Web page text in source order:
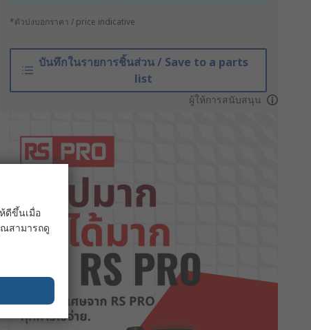
*ตัวบ่งบอกราคา / price indicative
บันทึกในรายการชิ้นส่วน / Save to a parts
list
ผู้ให้การสนับสนุน
ดีขึ้นเมื่อ
สามารถดู